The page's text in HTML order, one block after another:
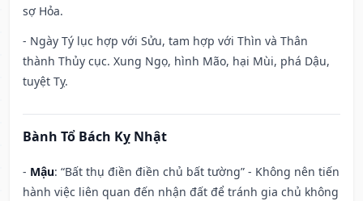
sợ Hỏa.
- Ngày Tý lục hợp với Sửu, tam hợp với Thìn và Thân
thành Thủy cục. Xung Ngọ, hình Mão, hại Mùi, phá Dậu,
tuyệt Tỵ.
Bành Tổ Bách Kỵ Nhật
- Mậu: “Bất thụ điền điền chủ bất tường” - Không nên tiến
hành việc liên quan đến nhận đất để tránh gia chủ không